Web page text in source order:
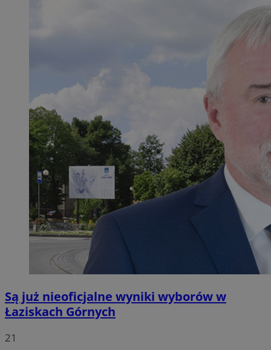
Są już nieoficjalne wyniki wyborów w
Łaziskach Górnych
21